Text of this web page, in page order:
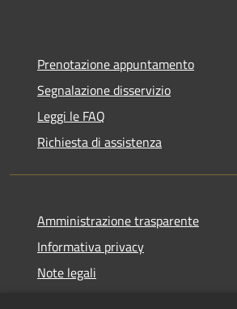
Prenotazione appuntamento
Segnalazione disservizio
Leggi le FAQ
Richiesta di assistenza
Amministrazione trasparente
Informativa privacy
Note legali